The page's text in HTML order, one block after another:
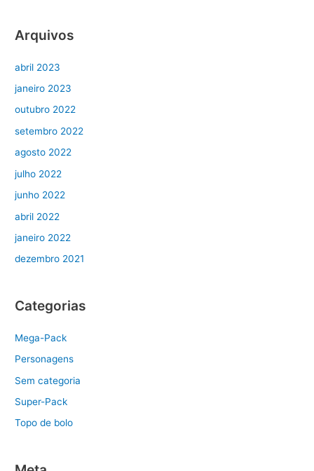
Arquivos
abril 2023
janeiro 2023
outubro 2022
setembro 2022
agosto 2022
julho 2022
junho 2022
abril 2022
janeiro 2022
dezembro 2021
Categorias
Mega-Pack
Personagens
Sem categoria
Super-Pack
Topo de bolo